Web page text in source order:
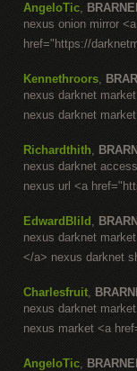
AngeloTic,
nexus onion mirror
href="https://
Kennethroors,
nexus darknet
nexus darknet
Richardthith,
nexus darknet
nexus url <a
EdwardBlild ,
nexus darknet
</a> nexus darknet
Charlesfruit,
nexus darknet
nexus market <a
AngeloTic,